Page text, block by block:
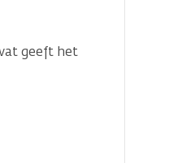
geeft het